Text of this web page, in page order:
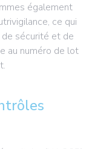
également
ce qui
sécurité et de
au numéro de lot